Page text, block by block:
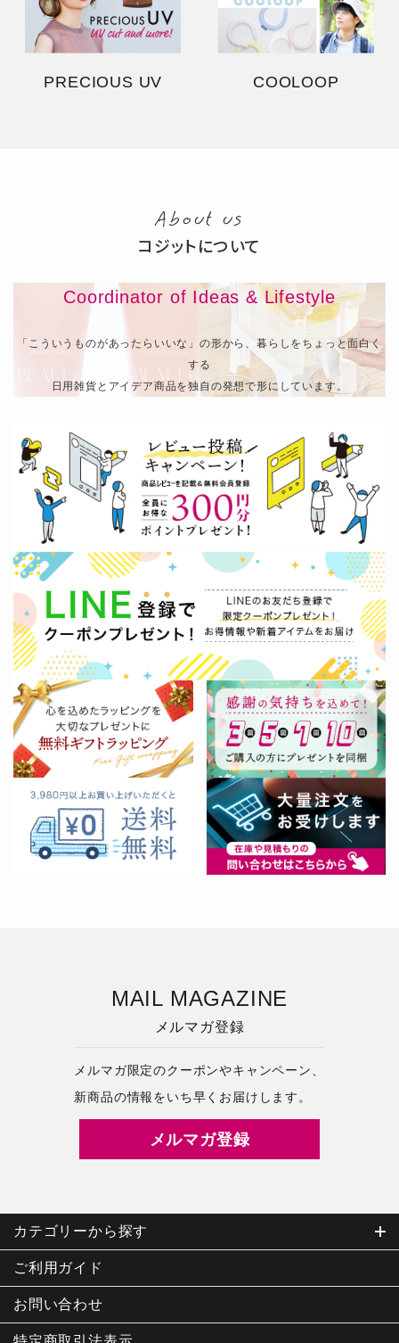
PRECIOUS UV COOLOOP
About us
コジットについて
Coordinator of Ideas & Lifestyle
「こういうものがあったらいいな」の形から、暮らしをちょっと面白く
する
日用雑貨とアイデア商品を独自の発想で形にしています。
MAIL MAGAZINE
メルマガ登録
メルマガ限定のクーポンやキャンペーン、
新商品の情報をいち早くお届けします。
メルマガ登録
カテゴリーから探す
ご利用ガイド
お問い合わせ